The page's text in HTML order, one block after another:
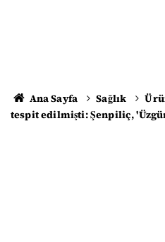
Ana Sayfa Sağlık
tespit edilmişti: Şenpiliç,